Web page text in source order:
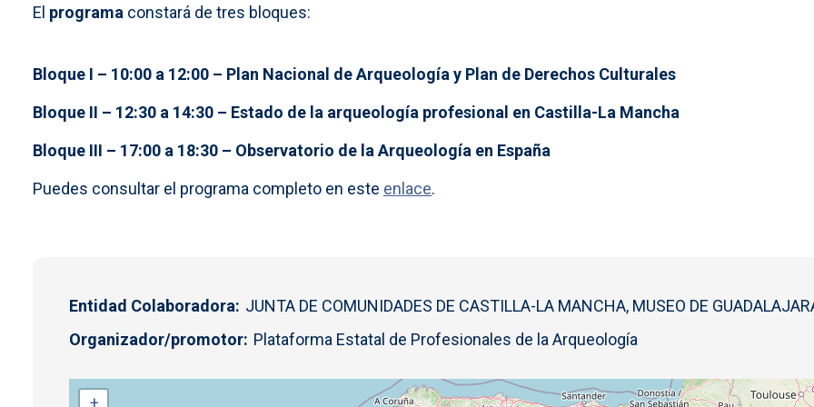
El programa constará de tres bloques:
Bloque I – 10:00 a 12:00 – Plan Nacional de Arqueología y Plan de Derechos Culturales
Bloque II – 12:30 a 14:30 – Estado de la arqueología profesional en Castilla-La Mancha
Bloque III – 17:00 a 18:30 – Observatorio de la Arqueología en España
Puedes consultar el programa completo en este enlace.
Entidad Colaboradora
JUNTA DE COMUNIDADES DE CASTILLA-LA MANCHA, MUSEO DE
Organizador/promotor Plataforma Estatal de Profesionales de la Arqueología
+